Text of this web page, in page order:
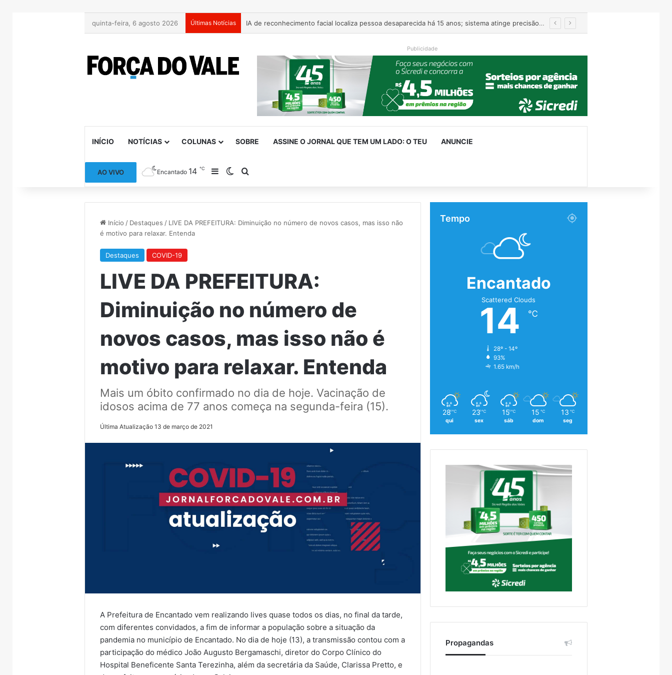
quinta-feira, 6 agosto 2026 Últimas Notícias AMAT cobra apoio federal para rotas alternativas e travessia entre Muçum e Encantado
Publicidade
INÍCIO NOTÍCIAS COLUNAS SOBRE ASSINE O JORNAL QUE TEM UM LADO: O TEU ANUNCIE
AO VIVO Encantado 14℃ Barra Lateral
Switch skin
Início / Destaques / LIVE DA PREFEITURA: Diminuição no número de novos casos, mas isso não
é motivo para relaxar. Entenda
Destaques COVID-19
LIVE DA PREFEITURA:
Diminuição no número de
novos casos, mas isso não é
motivo para relaxar. Entenda
Mais um óbito confirmado no dia de hoje. Vacinação de
idosos acima de 77 anos começa na segunda-feira (15).
Última Atualização 13 de março de 2021
A Prefeitura de Encantado vem realizando lives quase todos os dias, no final da tarde,
com diferentes convidados, a fim de informar a população sobre a situação da
pandemia no município de Encantado. No dia de hoje (13), a transmissão contou com a
participação do médico João Augusto Bergamaschi, diretor do Corpo Clínico do
Hospital Beneficente Santa Terezinha, além da secretária da Saúde, Clarissa Pretto, e
Tempo
Encantado
Scattered Clouds
14 ℃
28º - 14º
93%
1.65 km/h
28 ℃
qui
23 ℃
sex
15 ℃
sáb
15 ℃
dom
13 ℃
seg
Propagandas